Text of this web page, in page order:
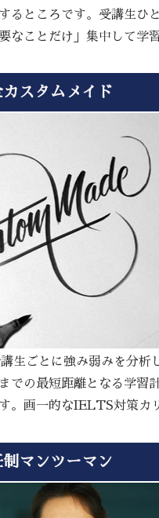
るところです。受講生ひ
なことだけ」集中して学
スタムメイド
生ごとに強み弱みを分析
での最短距離となる学習
。画一的なIELTS対策カ
マンツーマン